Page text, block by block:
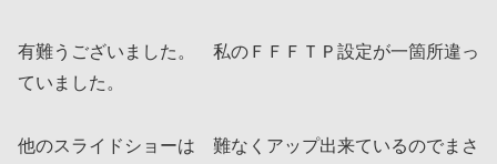
有難うございました。 私のＦＦＦＴＰ設定が一箇所違っ
ていました。
他のスライドショーは 難なくアップ出来ているのでまさ